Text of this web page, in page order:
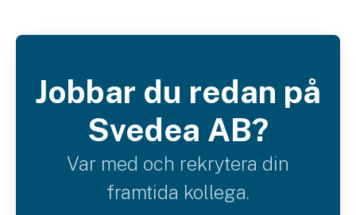
Jobbar du redan på
Svedea AB?
Var med och rekrytera din
framtida kollega.